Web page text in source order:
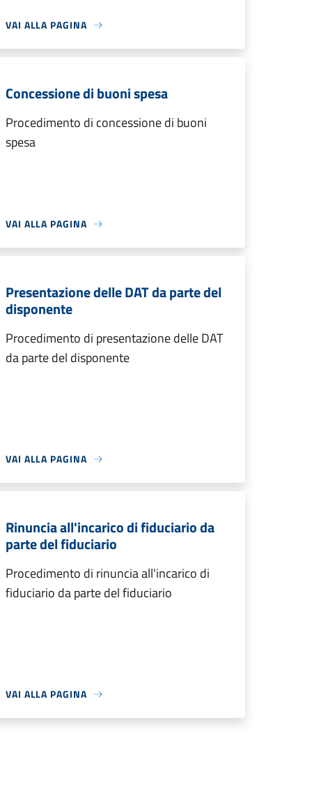
VAI ALLA PAGINA
Concessione di buoni spesa
Procedimento di concessione di buoni
spesa
VAI ALLA PAGINA
Presentazione delle DAT da parte del
disponente
Procedimento di presentazione delle DAT
da parte del disponente
VAI ALLA PAGINA
Rinuncia all'incarico di fiduciario da
parte del fiduciario
Procedimento di rinuncia all'incarico di
fiduciario da parte del fiduciario
VAI ALLA PAGINA